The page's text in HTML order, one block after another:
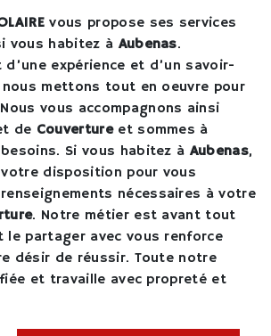
vous propose ses services
vous habitez à Aubenas.
expérience et d’un savoir-
mettons tout en oeuvre pour
vous accompagnons ainsi
de Couvertureet sommes à
Si vous habitez à Aubenas,
disposition pour vous
nécessaires à votre
. Notre métier est avant tout
le partager avec vous renforce
désir de réussir. Toute notre
et travaille avec propreté et